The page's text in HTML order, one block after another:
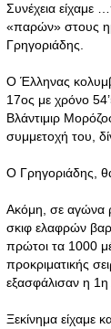
Συνέχεια είχαμε
«παρών» στους
Γρηγοριάδης.
Ο Έλληνας
17ος με χρόνο
Βλάντιμιρ
συμμετοχή του,
Ο Γρηγοριάδης,
Ακόμη, σε αγώνα
σκιφ ελαφρών
πρώτοι τα 1000
προκριματικής
εξασφάλισαν η
Ξεκίνημα είχαμε